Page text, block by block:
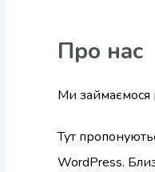
Про нас
Ми займаємося
Тут
WordPress.